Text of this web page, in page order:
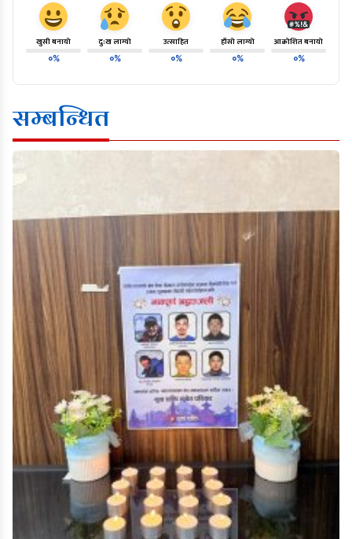
खुसी बनायो
०%
दु:ख लाग्यो
०%
उत्साहित
०%
हाँसो लाग्यो
०%
आक्रोशित बनायो
०%
सम्बन्धित